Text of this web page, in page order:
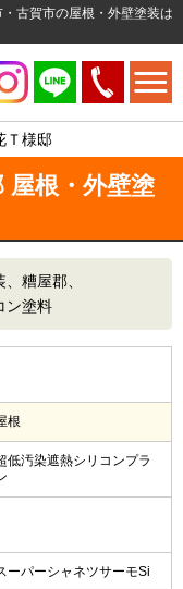
古賀市の屋根・外壁塗装は
Ｔ様邸
屋根・外壁塗
糟屋郡
ン塗料
根
低汚染遮熱シリコンプラ
ーパーシャネツサーモSi